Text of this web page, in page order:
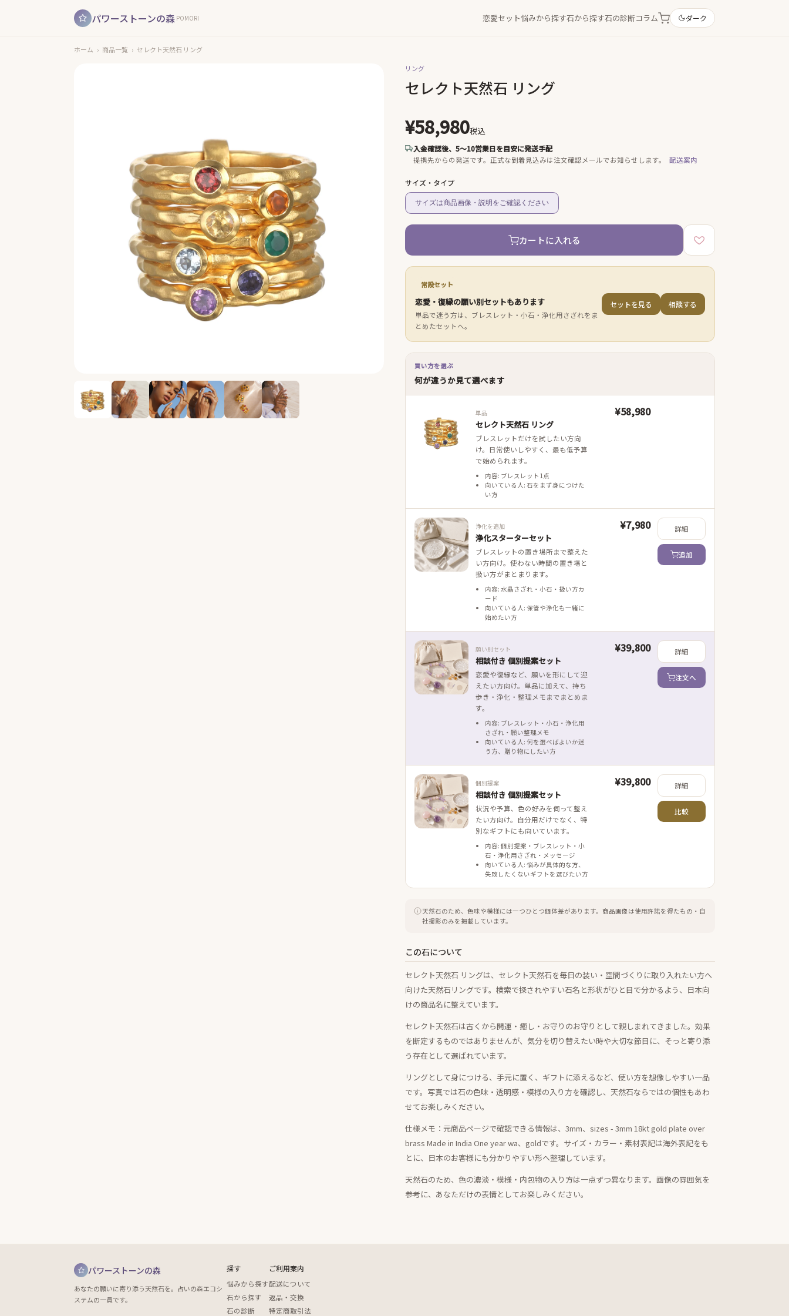
パワーストーンの森 POMORI 恋愛セット悩みから探す石から探す石の診断コラム ダーク
ホーム › 商品一覧 › セレクト天然石 リング
リング
セレクト天然石 リング
¥58,980税込
入金確認後、5〜10営業日を目安に発送手配
提携先からの発送です。 正式な到着見込みは注文確認メールでお知らせします。 配送案内
サイズ・タイプ
サイズは商品画像・説明をご確認ください
カートに入れる
常設セット
恋愛・復縁の願い別セットもあります
単品で迷う方は、ブレスレット・小石・浄化用さざれをま
とめたセットへ。
セットを見る 相談する
買い方を選ぶ
何が違うか見て選べます
単品
セレクト天然石 リング
ブレスレットだけを試したい方向
け。日常使いしやすく、最も低予算
で始められます。
内容: ブレスレット1点
向いている人: 石をまず身につけた
い方
¥58,980
浄化を追加
浄化スターターセット
ブレスレットの置き場所まで整えた
い方向け。使わない時間の置き場と
扱い方がまとまります。
内容: 水晶さざれ・小石・扱い方カ
ード
向いている人: 保管や浄化も一緒に
始めたい方
¥7,980 詳細
追加
願い別セット
相談付き 個別提案セット
恋愛や復縁など、願いを形にして迎
えたい方向け。単品に加えて、持ち
歩き・浄化・整理メモまでまとめま
す。
内容: ブレスレット・小石・浄化用
さざれ・願い整理メモ
向いている人: 何を選べばよいか迷
う方、贈り物にしたい方
¥39,800 詳細
注文へ
個別提案
相談付き 個別提案セット
状況や予算、色の好みを伺って整え
たい方向け。自分用だけでなく、特
別なギフトにも向いています。
内容: 個別提案・ブレスレット・小
石・浄化用さざれ・メッセージ
向いている人: 悩みが具体的な方、
失敗したくないギフトを選びたい方
¥39,800 詳細
比較
天然石のため、色味や模様には一つひとつ個体差があります。 商品画像は使用許諾を得たもの・自
社撮影のみを掲載しています。
この石について
セレクト天然石 リングは、セレクト天然石を毎日の装い・空間づくりに取り入れたい方へ
向けた天然石リングです。検索で探されやすい石名と形状がひと目で分かるよう、日本向
けの商品名に整えています。
セレクト天然石は古くから開運・癒し・お守りのお守りとして親しまれてきました。効果
を断定するものではありませんが、気分を切り替えたい時や大切な節目に、そっと寄り添
う存在として選ばれています。
リングとして身につける、手元に置く、ギフトに添えるなど、使い方を想像しやすい一品
です。写真では石の色味・透明感・模様の入り方を確認し、天然石ならではの個性もあわ
せてお楽しみください。
仕様メモ：元商品ページで確認できる情報は、3mm、sizes - 3mm 18kt gold plate over
brass Made in India One year wa、goldです。サイズ・カラー・素材表記は海外表記をも
とに、日本のお客様にも分かりやすい形へ整理しています。
天然石のため、色の濃淡・模様・内包物の入り方は一点ずつ異なります。画像の雰囲気を
参考に、あなただけの表情としてお楽しみください。
パワーストーンの森
あなたの願いに寄り添う天然石を。占いの森エコシ
ステムの一員です。
探す
悩みから探す
石から探す
石の診断
ご利用案内
配送について
返品・交換
特定商取引法